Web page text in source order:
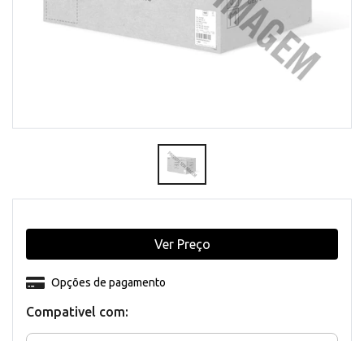
Compativel com:
Opções de pagamento
Ver Preço